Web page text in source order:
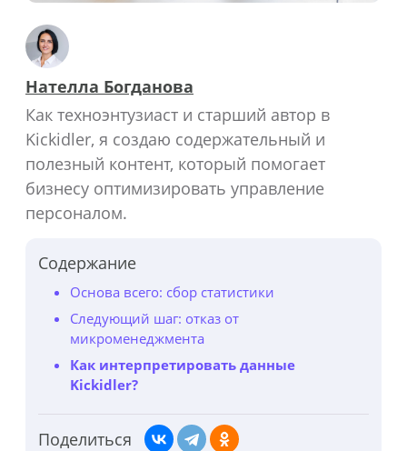
Нателла Богданова
Как техноэнтузиаст и старший автор в
Kickidler, я создаю содержательный и
полезный контент, который помогает
бизнесу оптимизировать управление
персоналом.
Содержание
Основа всего: сбор статистики
Следующий шаг: отказ от
микроменеджмента
Как интерпретировать данные
Kickidler?
Поделиться